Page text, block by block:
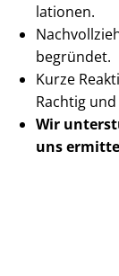
la­tio­nen.
begründet.
Kurze
Rachtig
Wir
uns